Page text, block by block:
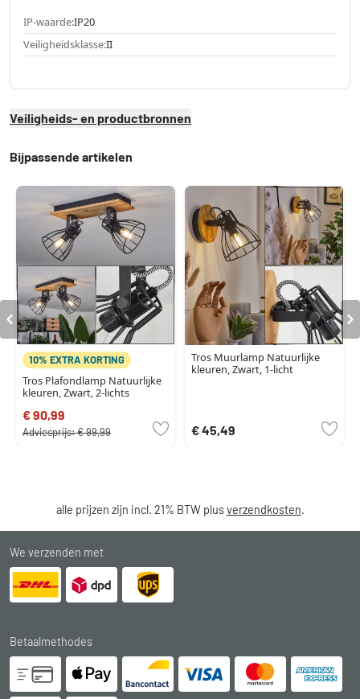
IP-waarde:IP20
Veiligheidsklasse:II
Veiligheids- en productbronnen
Bijpassende artikelen
10% EXTRA KORTING
Tros Plafondlamp Natuurlijke
kleuren, Zwart, 2-lichts
€ 90,99
Adviesprijs:€ 99,99
Tros Muurlamp Natuurlijke
kleuren, Zwart, 1-licht
€ 45,49
alle prijzen zijn incl. 21% BTW plusverzendkosten.
We verzenden met
Betaalmethodes